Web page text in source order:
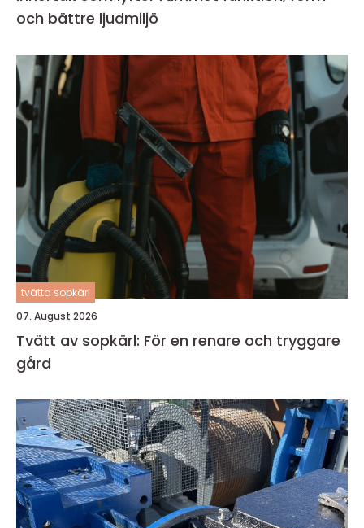
och bättre ljudmiljö
tvätta sopkärl
07. August 2026
Tvätt av sopkärl: För en renare och tryggare
gård